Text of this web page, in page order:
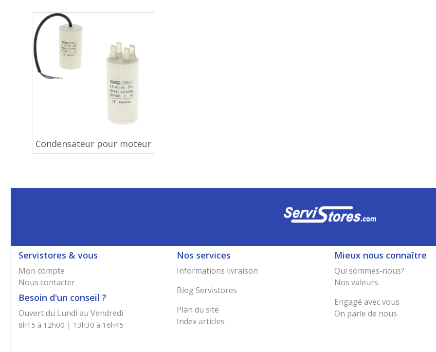
Condensateur pour moteur
Servistores & vous
Mon compte
Nous contacter
Besoin d'un conseil ?
Ouvert du Lundi au Vendredi
8h15 à 12h00 | 13h30 à 16h45
Nos services
Informations livraison
Blog Servistores
Plan du site
Index articles
Mieux nous connaître
Qui sommes-nous?
Nos valeurs
Engagé avec vous
On parle de nous